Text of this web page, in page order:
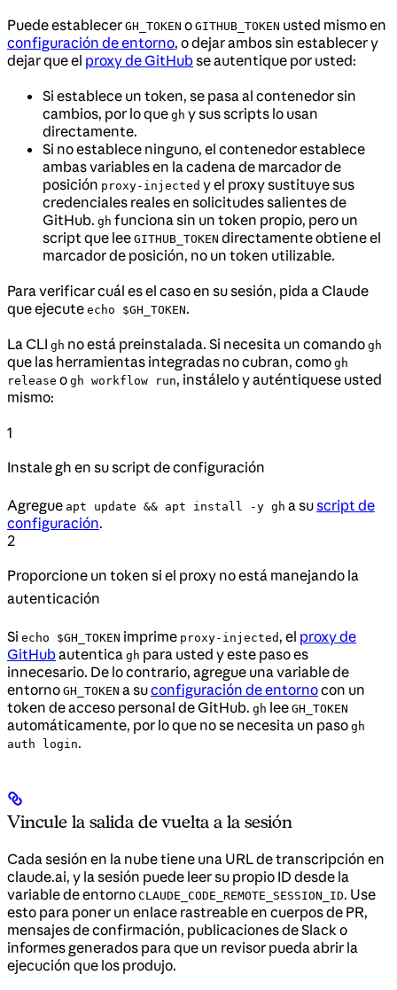
Puede establecer GH_TOKEN o GITHUB_TOKEN usted mismo en
configuración de entorno, o dejar ambos sin establecer y
dejar que el proxy de GitHubse autentique por usted:
Si establece un token, se pasa al contenedor sin
cambios, por lo que gh y sus scripts lo usan
directamente.
Si no establece ninguno, el contenedor establece
ambas variables en la cadena de marcador de
posición proxy-injected y el proxy sustituye sus
credenciales reales en solicitudes salientes de
GitHub. gh funciona sin un token propio, pero un
script que lee GITHUB_TOKEN directamente obtiene el
marcador de posición, no un token utilizable.
Para verificar cuál es el caso en su sesión, pida a Claude
que ejecute echo $GH_TOKEN.
La CLI gh no está preinstalada. Si necesita un comando gh
que las herramientas integradas no cubran, como gh
release o gh workflow run, instálelo y auténtiquese usted
mismo:
1
Instale gh en su script de configuración
Agregue apt update && apt install -y gh a suscript de
configuración.
2
Proporcione un token si el proxy no está manejando la
autenticación
Si echo $GH_TOKEN imprime proxy-injected , el proxy de
GitHubautentica gh para usted y este paso es
innecesario. De lo contrario, agregue una variable de
entorno GH_TOKEN a suconfiguración de entornocon un
token de acceso personal de GitHub. gh lee GH_TOKEN
automáticamente, por lo que no se necesita un paso gh
auth login.
Vincule la salida de vuelta a la sesión
Cada sesión en la nube tiene una URL de transcripción en
claude.ai, y la sesión puede leer su propio ID desde la
variable de entorno CLAUDE_CODE_REMOTE_SESSION_ID. Use
esto para poner un enlace rastreable en cuerpos de PR,
mensajes de confirmación, publicaciones de Slack o
informes generados para que un revisor pueda abrir la
ejecución que los produjo.